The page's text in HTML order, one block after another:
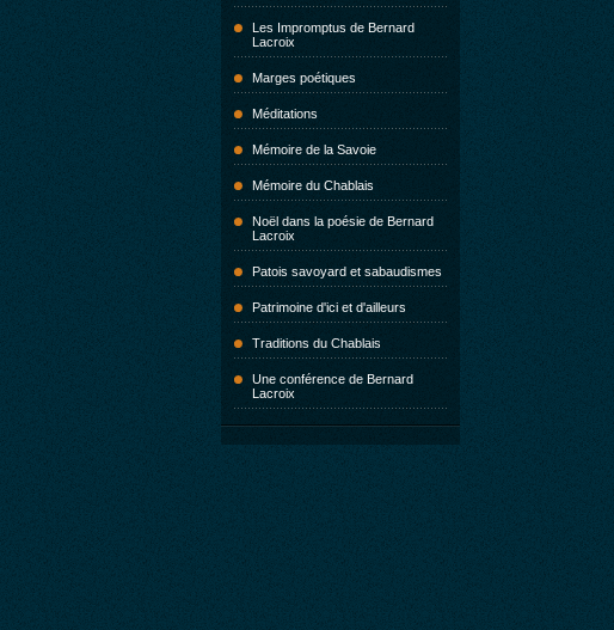
Les Impromptus de Bernard
Lacroix
Marges poétiques
Méditations
Mémoire de la Savoie
Mémoire du Chablais
Noël dans la poésie de Bernard
Lacroix
Patois savoyard et sabaudismes
Patrimoine d'ici et d'ailleurs
Traditions du Chablais
Une conférence de Bernard
Lacroix